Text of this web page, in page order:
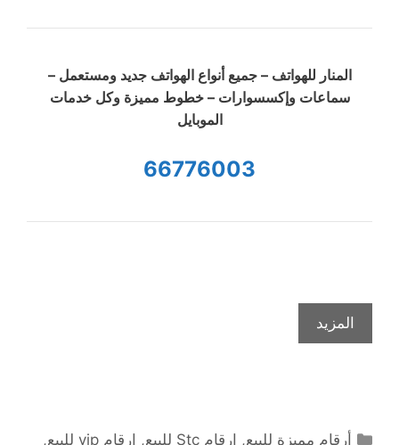
المنار للهواتف – جميع أنواع الهواتف جديد ومستعمل –
سماعات وإكسسوارات – خطوط مميزة وكل خدمات
الموبايل
66776003
المزيد
التصنيفات
أرقام مميزة للبيع, ارقام Stc للبيع , ارقام vip للبيع
,